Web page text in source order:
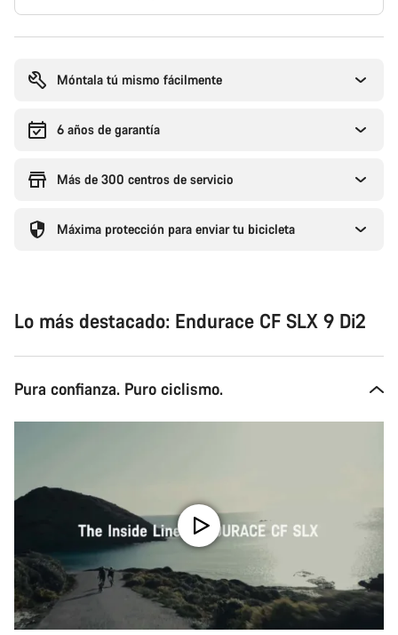
compra
Móntala tú mismo fácilmente
6 años de garantía
Más de 300 centros de servicio
Máxima protección para enviar tu bicicleta
Lo más destacado: Endurace CF SLX 9 Di2
Pura confianza. Puro ciclismo.